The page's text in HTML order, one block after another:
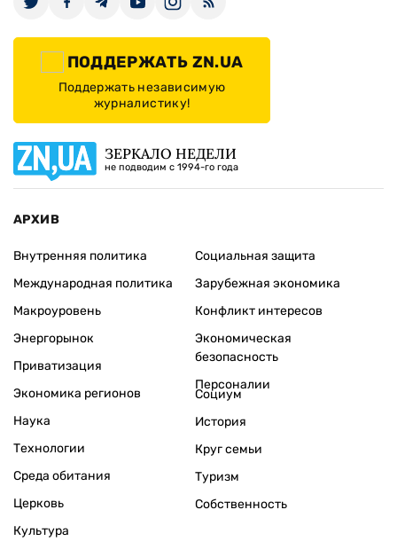
ПОДДЕРЖАТЬ ZN.UA
Поддержать независимую
журналистику!
ЗЕРКАЛО НЕДЕЛИ
не подводим с 1994-го года
АРХИВ
Внутренняя политика
Международная политика
Макроуровень
Энергорынок
Приватизация
Экономика регионов
Социальная защита
Зарубежная экономика
Конфликт интересов
Экономическая
безопасность
Персоналии
Наука
Технологии
Среда обитания
Церковь
Культура
Социум
История
Круг семьи
Туризм
Собственность